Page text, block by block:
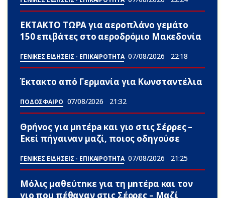
ΕΚΤΑΚΤΟ ΤΩΡΑ για αεροπλάνο γεμάτο
150 επιβάτες στο αεροδρόμιο Μακεδονία
ΓΕΝΙΚΕΣ ΕΙΔΗΣΕΙΣ - ΕΠΙΚΑΙΡΟΤΗΤΑ 07/08/2026 22:18
Έκτακτο από Γερμανία για Κωνσταντέλια
ΠΟΔΟΣΦΑΙΡΟ 07/08/2026 21:32
Θpήvος για μnτέpa και γιο στις Σέρρες –
Εκεί πήγαιναν μαζί, ποιος οδηγούσε
ΓΕΝΙΚΕΣ ΕΙΔΗΣΕΙΣ - ΕΠΙΚΑΙΡΟΤΗΤΑ 07/08/2026 21:25
Μόλις μαθεύτnκε για τη μnτέpα και τον
γιo που πέθαvαν στις Σέρρες – Μαζί